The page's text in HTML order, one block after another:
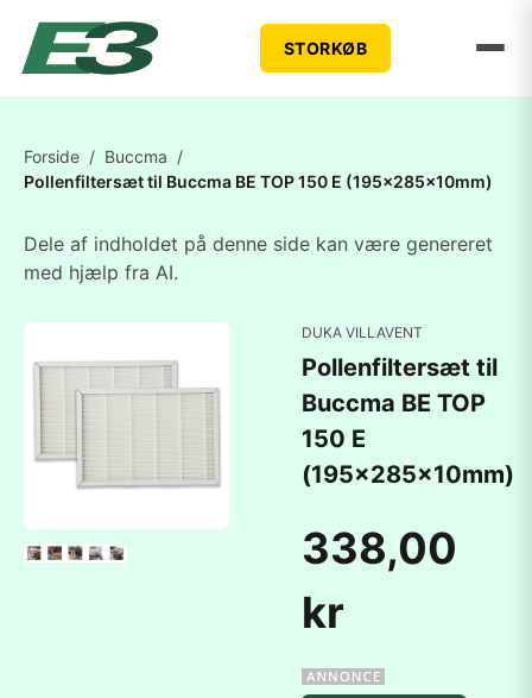
STORKØB
Forside / Buccma /
Pollenfiltersæt til Buccma BE TOP 150 E (195x285x10mm)
Dele af indholdet på denne side kan være genereret
med hjælp fra AI.
DUKA VILLAVENT
Pollenfiltersæt til
Buccma BE TOP
150 E
(195x285x10mm)
338,00
kr